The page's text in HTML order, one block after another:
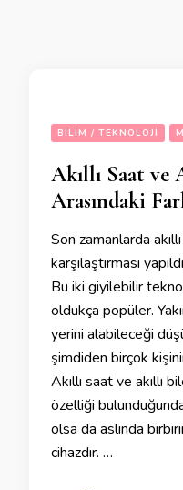
BILIM / TEKNOLOJI
Akıllı Saat ve
Arasındaki
Son zamanlarda
karşılaştırması
Bu iki giyilebilir
oldukça popüler.
yerini alabileceği
şimdiden birçok
Akıllı saat ve akıllı
özelliği
olsa da aslında
cihazdır. …